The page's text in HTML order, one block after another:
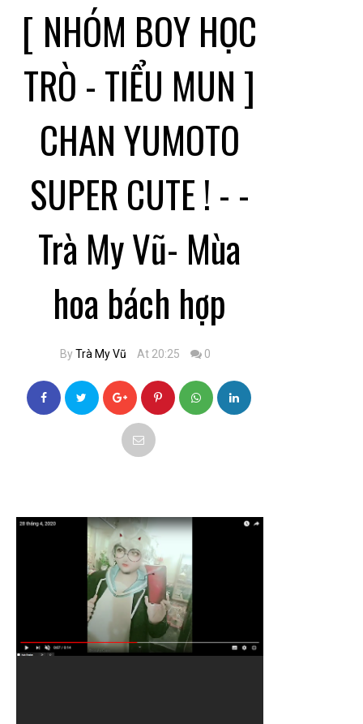
[ NHÓM BOY HỌC
TRÒ - TIỂU MUN ]
CHAN YUMOTO
SUPER CUTE ! - -
Trà My Vũ- Mùa
hoa bách hợp
ByTrà My Vũ At 20:25 0